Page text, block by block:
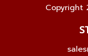
Copyright